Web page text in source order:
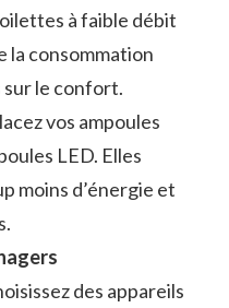
à faible débit
consommation
sur le confort.
vos ampoules
LED. Elles
moins d’énergie et
des appareils